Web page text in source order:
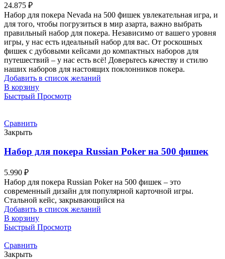
24.875 ₽
Набор для покера Nevada на 500 фишек увлекательная игра, и
для того, чтобы погрузиться в мир азарта, важно выбрать
правильный набор для покера. Независимо от вашего уровня
игры, у нас есть идеальный набор для вас. От роскошных
фишек с дубовыми кейсами до компактных наборов для
путешествий – у нас есть всё! Доверьтесь качеству и стилю
наших наборов для настоящих поклонников покера.
Добавить в список желаний
В корзину
Быстрый Просмотр
Сравнить
Закрыть
Набор для покера Russian Poker на 500 фишек
5.990 ₽
Набор для покера Russian Poker на 500 фишек – это
современный дизайн для популярной карточной игры.
Стальной кейс, закрывающийся на
Добавить в список желаний
В корзину
Быстрый Просмотр
Сравнить
Закрыть